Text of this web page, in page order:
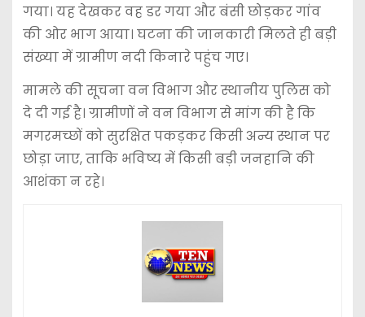
गया। यह देखकर वह डर गया और बंसी छोड़कर गांव
की ओर भाग आया। घटना की जानकारी मिलते ही बड़ी
संख्या में ग्रामीण नदी किनारे पहुंच गए।
मामले की सूचना वन विभाग और स्थानीय पुलिस को
दे दी गई है। ग्रामीणों ने वन विभाग से मांग की है कि
मगरमच्छों को सुरक्षित पकड़कर किसी अन्य स्थान पर
छोड़ा जाए, ताकि भविष्य में किसी बड़ी जनहानि की
आशंका न रहे।